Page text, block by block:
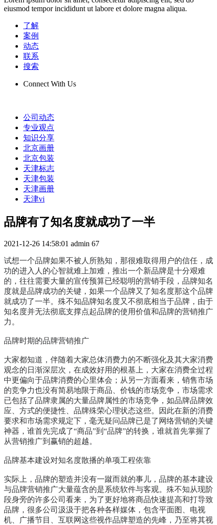
eiusmod tempor incididunt ut labore et dolore magna aliqua.
了解
案例
动态
联系
搜索
Connect With Us
公司动态
专业观点
知识分享
北京画册
北京包装
天津标志
天津包装
天津画册
天津vi
品牌有了知名度就成功了一半
2021-12-26 14:58:01 admin 67
试想一个品牌如果不被人所熟知，那很难取得用户的信任，成
功的进入人的心智就难上加难，推出一个新品牌是十分艰难
的，往往需要大量的宣传预算已经聪明的营销手段，品牌知名
度就是品牌成功的关键，如果一个品牌又了知名度那这个品牌
就成功了一半。殊不知品牌知名度又不彻底相当于品牌，由于
知名度并无法彻底支撑点起品牌的使用价值和品牌的营销推广
力。
品牌时期的品牌营销推广
大家都知道，伴随着大家总体消费力的不断强化及其大家消费
观念的日渐深层次，在成效好用的根基上，大家在消费全过程
中更偏向于品牌消费的心里体会；从另一方面看来，销售市场
的竞争力也没有简易地限于商品、价钱的市场竞争，市场需求
已包括了品牌隶属的大量品牌属性的市场竞争，如品牌品牌效
应、方式的便捷性、品牌殊荣心理状态这些。因此在新的消费
要求和市场需求规定下，毫无疑问品牌已是了网络营销的关键
神器，谁首先完成了“商品”到“品牌”的转换，谁就首先掌握了
从营销推广到赢销的超越。
品牌基本建设对知名度散播的单项工程依靠
实际上，品牌的塑造并没有一蹴而就的事儿，品牌的基本建设
与品牌营销推广大量蕴含的是系统软件与客观。殊不知从现阶
段身旁的许多公司看来，为了更好地将商品快速提高和打导致
品牌，很多公司汲汲于把各种各样媒体，包含平面图、电视
机、广播节目、互联网这些视作品牌塑造的先峰，乃至将其视